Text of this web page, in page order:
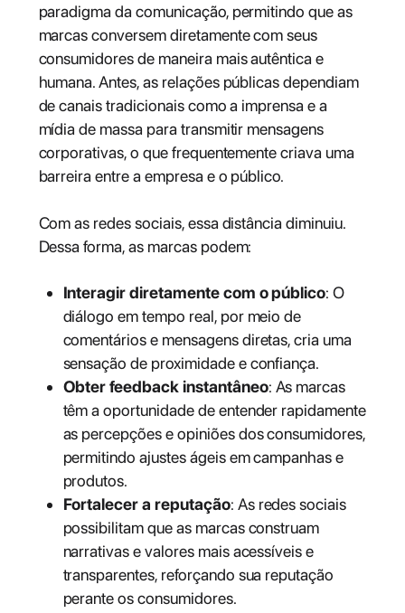
paradigma da comunicação, permitindo que as
marcas conversem diretamente com seus
consumidores de maneira mais autêntica e
humana. Antes, as relações públicas dependiam
de canais tradicionais como a imprensa e a
mídia de massa para transmitir mensagens
corporativas, o que frequentemente criava uma
barreira entre a empresa e o público.
Com as redes sociais, essa distância diminuiu.
Dessa forma, as marcas podem:
Interagir diretamente com o público: O
diálogo em tempo real, por meio de
comentários e mensagens diretas, cria uma
sensação de proximidade e confiança.
Obter feedback instantâneo: As marcas
têm a oportunidade de entender rapidamente
as percepções e opiniões dos consumidores,
permitindo ajustes ágeis em campanhas e
produtos.
Fortalecer a reputação: As redes sociais
possibilitam que as marcas construam
narrativas e valores mais acessíveis e
transparentes, reforçando sua reputação
perante os consumidores.